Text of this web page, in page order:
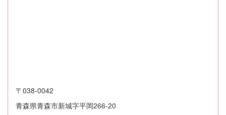
〒038-0042
青森県青森市新城字平岡266-20